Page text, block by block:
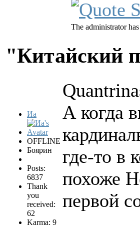
The administrator
"Китайский
Иа
OFFLINE
Боярин
Posts:
6837
Thank
you
received:
62
Karma: 9
А когда
где-то в
похоже
первой